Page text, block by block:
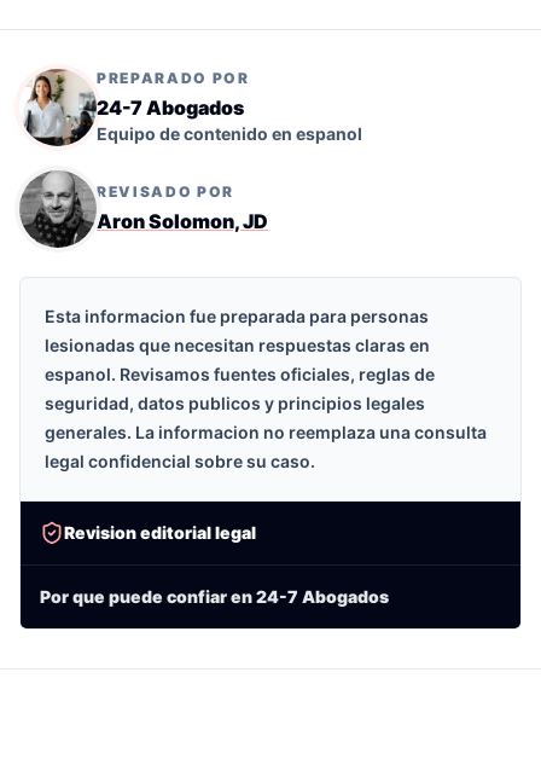
PREPARADO POR
24-7 Abogados
Equipo de contenido en espanol
REVISADO POR
Aron Solomon, JD
Esta informacion fue preparada para personas
lesionadas que necesitan respuestas claras en
espanol. Revisamos fuentes oficiales, reglas de
seguridad, datos publicos y principios legales
generales. La informacion no reemplaza una consulta
legal confidencial sobre su caso.
Revision editorial legal
Por que puede confiar en 24-7 Abogados